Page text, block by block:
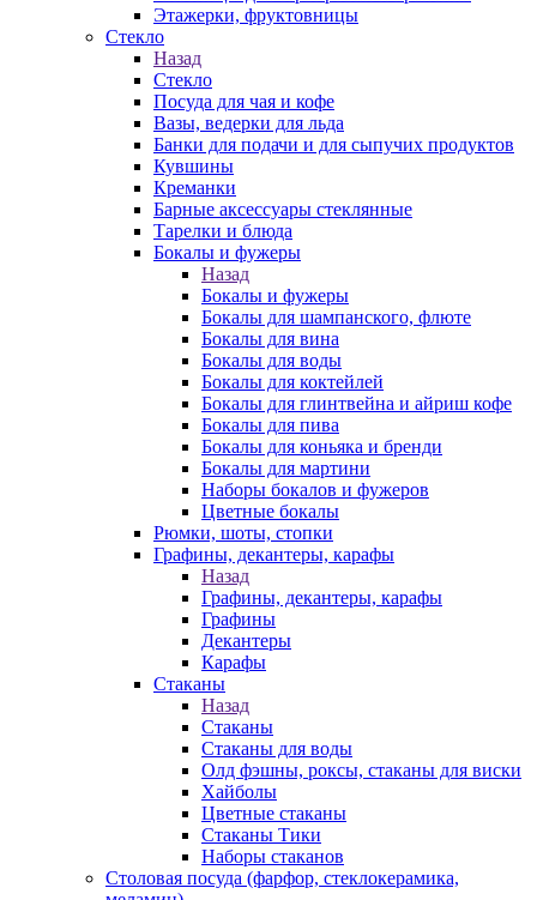
Этажерки, фруктовницы
Стекло
Назад
Стекло
Посуда для чая и кофе
Вазы, ведерки для льда
Банки для подачи и для сыпучих продуктов
Кувшины
Креманки
Барные аксессуары стеклянные
Тарелки и блюда
Бокалы и фужеры
Назад
Бокалы и фужеры
Бокалы для шампанского, флюте
Бокалы для вина
Бокалы для воды
Бокалы для коктейлей
Бокалы для глинтвейна и айриш кофе
Бокалы для пива
Бокалы для коньяка и бренди
Бокалы для мартини
Наборы бокалов и фужеров
Цветные бокалы
Рюмки, шоты, стопки
Графины, декантеры, карафы
Назад
Графины, декантеры, карафы
Графины
Декантеры
Карафы
Стаканы
Назад
Стаканы
Стаканы для воды
Олд фэшны, роксы, стаканы для виски
Хайболы
Цветные стаканы
Стаканы Тики
Наборы стаканов
Столовая посуда (фарфор, стеклокерамика,